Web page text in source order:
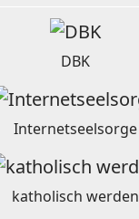
DBK
Internetseelsorge
katholisch werden